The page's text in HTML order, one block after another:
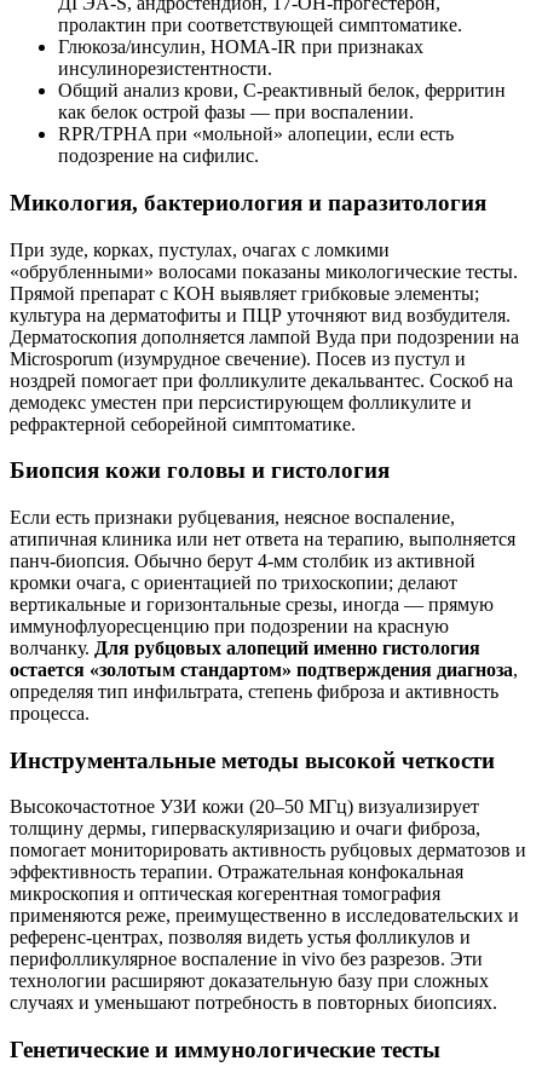
пролактин при соответствующей симптоматике.
Глюкоза/инсулин, HOMA‑IR при признаках
инсулинорезистентности.
Общий анализ крови, С‑реактивный белок, ферритин
как белок острой фазы — при воспалении.
RPR/TPHA при «мольной» алопеции, если есть
подозрение на сифилис.
Микология, бактериология и паразитология
При зуде, корках, пустулах, очагах с ломкими
«обрубленными» волосами показаны микологические тесты.
Прямой препарат с КОН выявляет грибковые элементы;
культура на дерматофиты и ПЦР уточняют вид возбудителя.
Дерматоскопия дополняется лампой Вуда при подозрении на
Microsporum (изумрудное свечение). Посев из пустул и
ноздрей помогает при фолликулите декальвантес. Соскоб на
демодекс уместен при персистирующем фолликулите и
рефрактерной себорейной симптоматике.
Биопсия кожи головы и гистология
Если есть признаки рубцевания, неясное воспаление,
атипичная клиника или нет ответа на терапию, выполняется
панч‑биопсия. Обычно берут 4‑мм столбик из активной
кромки очага, с ориентацией по трихоскопии; делают
вертикальные и горизонтальные срезы, иногда — прямую
иммунофлуоресценцию при подозрении на красную
волчанку. Для рубцовых алопеций именно гистология
остается «золотым стандартом» подтверждения диагноза,
определяя тип инфильтрата, степень фиброза и активность
процесса.
Инструментальные методы высокой четкости
Высокочастотное УЗИ кожи (20–50 МГц) визуализирует
толщину дермы, гиперваскуляризацию и очаги фиброза,
помогает мониторировать активность рубцовых дерматозов и
эффективность терапии. Отражательная конфокальная
микроскопия и оптическая когерентная томография
применяются реже, преимущественно в исследовательских и
референс‑центрах, позволяя видеть устья фолликулов и
перифолликулярное воспаление in vivo без разрезов. Эти
технологии расширяют доказательную базу при сложных
случаях и уменьшают потребность в повторных биопсиях.
Генетические и иммунологические тесты